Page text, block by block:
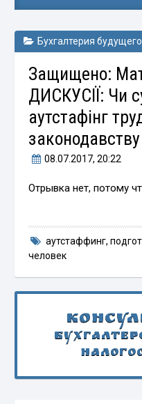
Бухгалтерия будущего
Защищено:
ДИСКУСІЇ: Чи
аутстафінг
08.07.2017, 20:22
Отрывка нет, потому
аутстаффинг,
человек